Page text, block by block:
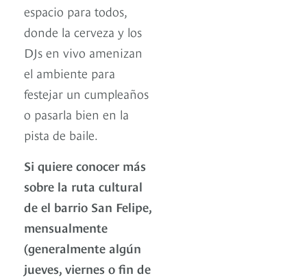
espacio para todos,
donde la cerveza y los
DJs en vivo amenizan
el ambiente para
festejar un cumpleaños
o pasarla bien en la
pista de baile.
Si quiere conocer más
sobre la ruta cultural
de el barrio San Felipe,
mensualmente
(generalmente algún
jueves, viernes o fin de